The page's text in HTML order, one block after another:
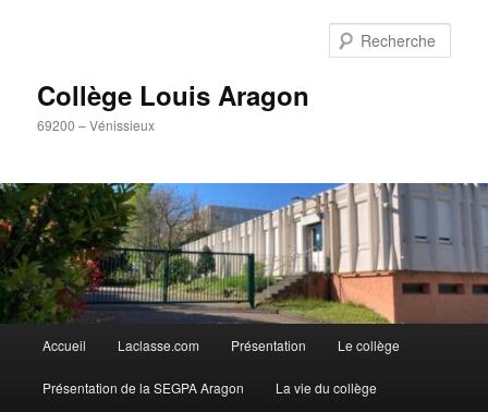
Collège Louis Aragon
69200 – Vénissieux
principal
Accueil Laclasse.com Présentation Le collège
Présentation de la SEGPA Aragon La vie du collège